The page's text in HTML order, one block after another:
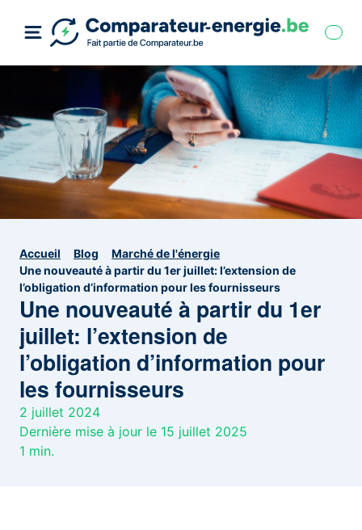
Accueil Blog
Marché de l'énergie
Une nouveauté à partir du 1er juillet: l’extension de
l’obligation d’information pour les fournisseurs
Une nouveauté à partir du 1er
juillet: l’extension de
l’obligation d’information pour
les fournisseurs
2 juillet 2024
Dernière mise à jour le 15 juillet 2025
1 min.